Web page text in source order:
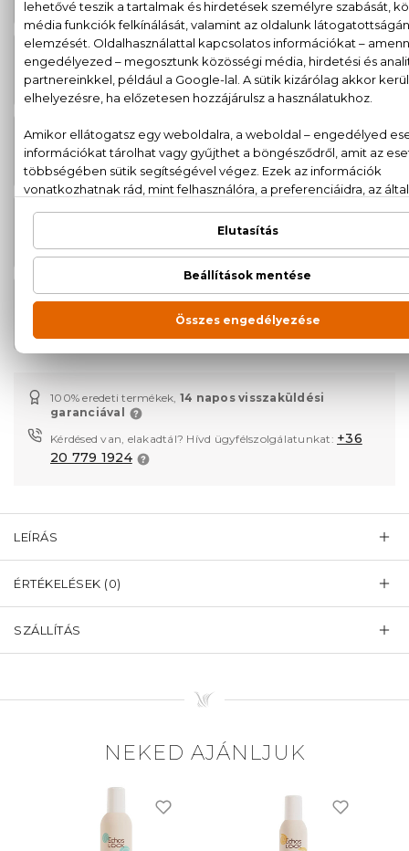
sós hajspray 200 ml
Echos Look Twister Cream
Göndörítő krém 225 ml
2.490 Ft
3.290 Ft
AKCIÓ
Echos Look Ultra Set Gel Extra erős
hajzselé 200 ml
1.890 Ft
2.790 Ft
AKCIÓ
Echos Look Volumaster
Volumennövelő hajlakk 100 ml
AKCIÓ
Echos Look Volumaster
Volumennövelő hajlakk 500 ml
100% eredeti termékek, 14 napos visszaküldési
garanciával
Kérdésed van, elakadtál? Hívd ügyfélszolgálatunkat: +36
20 779 1924
LEÍRÁS
ÉRTÉKELÉSEK (0)
SZÁLLÍTÁS
NEKED AJÁNLJUK